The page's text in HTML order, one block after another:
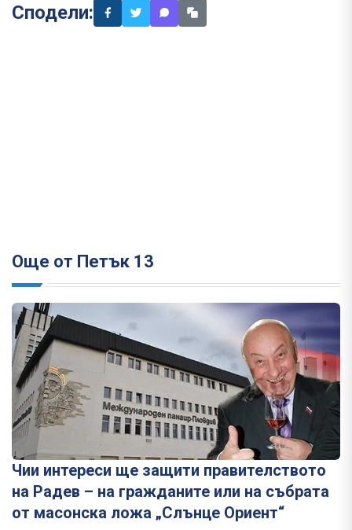
Сподели:
Още от Петък 13
Чии интереси ще защити правителството
на Радев – на гражданите или на събрата
от масонска ложа „Слънце Ориент“